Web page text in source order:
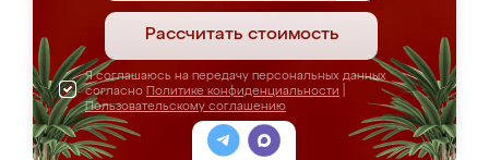
Рассчитать стоимость
Я соглашаюсь на передачу персональных данных
согласно Политике конфиденциальности
Пользовательскому соглашению